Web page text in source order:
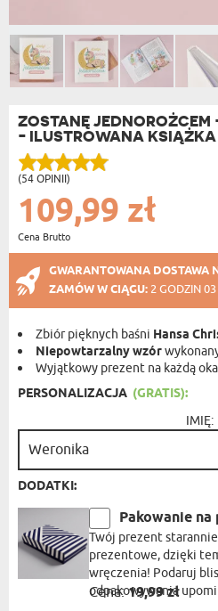
ZOSTANĘ
- ILUSTROWANA
(54 OPINII)
109,99 zł
Cena Brutto
GWARANTOWANA DOSTAWA
ZAMÓW W CIĄGU: 2 GODZIN
Zbiór pięknych baśni Hansa
Niepowtarzalny wzór
Wyjątkowy prezent na każdą
PERSONALIZACJA (GRATIS):
IMIĘ:
DODATKI:
Pakowanie na
Twój prezent
prezentowe, dzięki
wręczenia! Podaruj
odpakowywania
Cena:19,99 zł